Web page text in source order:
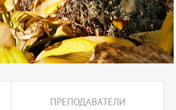
ПРЕПОДАВАТЕЛИ